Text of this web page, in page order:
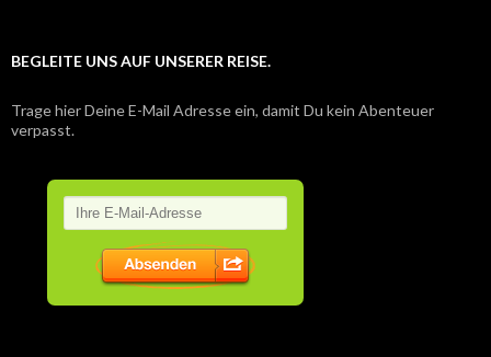
BEGLEITE UNS AUF UNSERER REISE.
Trage hier Deine E-Mail Adresse ein, damit Du kein Abenteuer
verpasst.